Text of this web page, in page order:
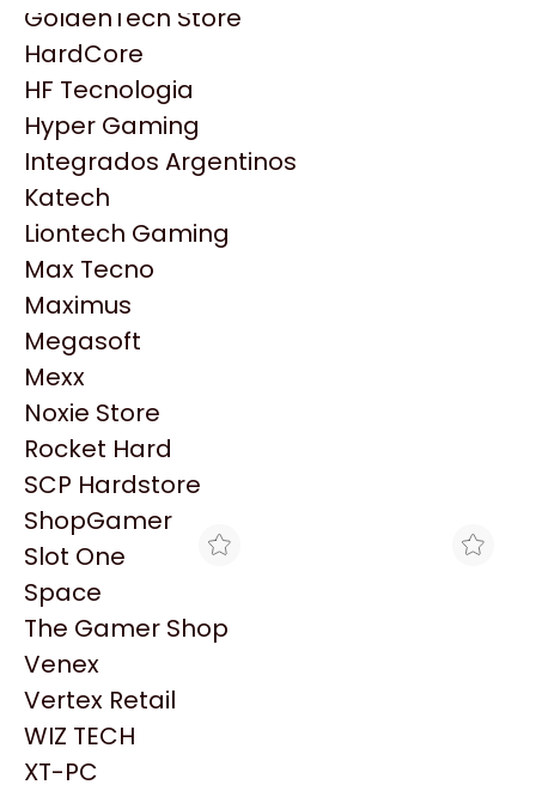
HP
HyperX
INNO3D
Intel
Kingston
Lenovo
Logitech
MSI
NVIDIA GeForce
NZXT
PNY
Palit
Philips
PowerColor
Razer
Redragon
Samsung
Sandisk
Sapphire
Seagate
Sentey
Solarmax
GoldenTech Store
HardCore
HF Tecnologia
Hyper Gaming
Integrados Argentinos
Katech
Liontech Gaming
Max Tecno
Maximus
Megasoft
Mexx
Noxie Store
Rocket Hard
SCP Hardstore
ShopGamer
Slot One
Space
The Gamer Shop
Venex
Vertex Retail
WIZ TECH
XT-PC
Productos
Similares
Explorá más productos similares
FULL H4RD
PLACA DE PLACA DE
XT 8GB ASUS PRIME OC
$764.470